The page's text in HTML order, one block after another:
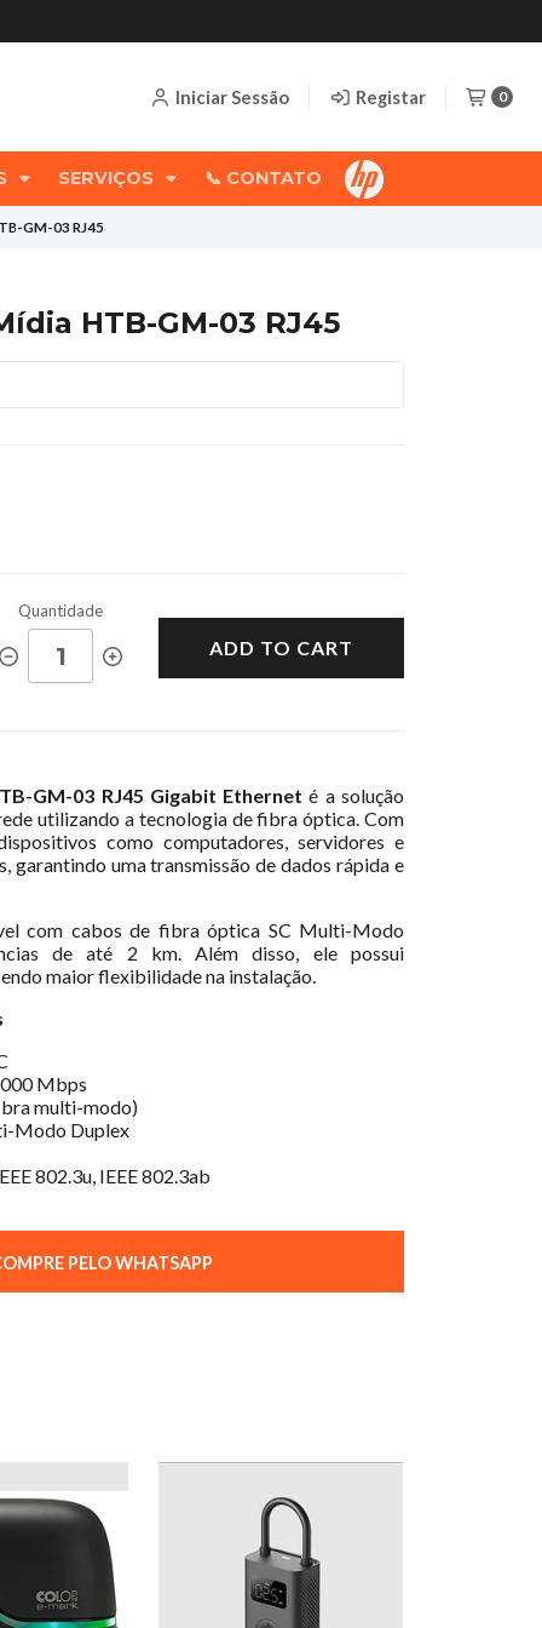
Iniciar Sessão Registar 0
SERVIÇOS 📞 CONTATO
GM-03 RJ45
HTB-GM-03 RJ45
Quantidade
ADD TO CART
GM-03 RJ45 Gigabit Ethernet é a solução
utilizando a tecnologia de fibra óptica. Com
como computadores, servidores e
garantindo uma transmissão de dados rápida e
com cabos de fibra óptica SC Multi-Modo
de até 2 km. Além disso, ele possui
maior flexibilidade na instalação.
Mbps
multi-modo)
Modo Duplex
802.3u, IEEE 802.3ab
PELO WHATSAPP